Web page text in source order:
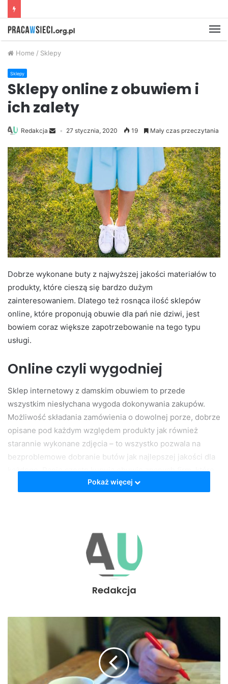
Home / Sklepy
Sklepy
Sklepy online z obuwiem i
ich zalety
Redakcja 27 stycznia, 2020 19 Mały czas przeczytania
Dobrze wykonane buty z najwyższej jakości materiałów to
produkty, które cieszą się bardzo dużym
zainteresowaniem. Dlatego też rosnąca ilość sklepów
online, które proponują obuwie dla pań nie dziwi, jest
bowiem coraz większe zapotrzebowanie na tego typu
usługi.
Online czyli wygodniej
Sklep internetowy z damskim obuwiem to przede
wszystkim niesłychana wygoda dokonywania zakupów.
Możliwość składania zamówienia o dowolnej porze, dobrze
opisane pod każdym względem produkty jak również
starannie wykonane zdjęcia – to wszystko pozwala na
bezproblemowe dobranie butów jak najlepszej jakości dla
każdego. Panie często kupują obuwie znanych firm, które
są przez nie sprawdzone i uważają je za najbardziej
wykonania produktu. Znane marki cieszą się popularnością
między innymi z tego powodu, iż zapewniają kobietom
dostęp do butów, które pod tym względem spełniają ich
sklep internetowy z damskim obuwiem
mogą wybierać spośród bardzo dużej ich ilości. Niezwykle
dużą część stanowią obecnie sklepy firmowe, które oferują
wyłącznie produkty wskazanego producenta. Nie oznacza
to, iż obuwia tych firm nie można znaleźć w innych
Pokaż więcej
Redakcja